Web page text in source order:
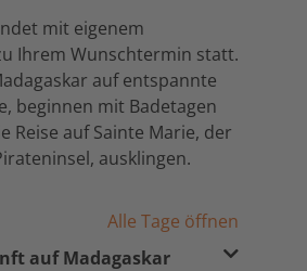
mit eigenem
Ihrem Wunschtermin statt.
auf entspannte
beginnen mit Badetagen
Reise auf Sainte Marie, der
ausklingen.
Alle Tage öffnen
auf Madagaskar